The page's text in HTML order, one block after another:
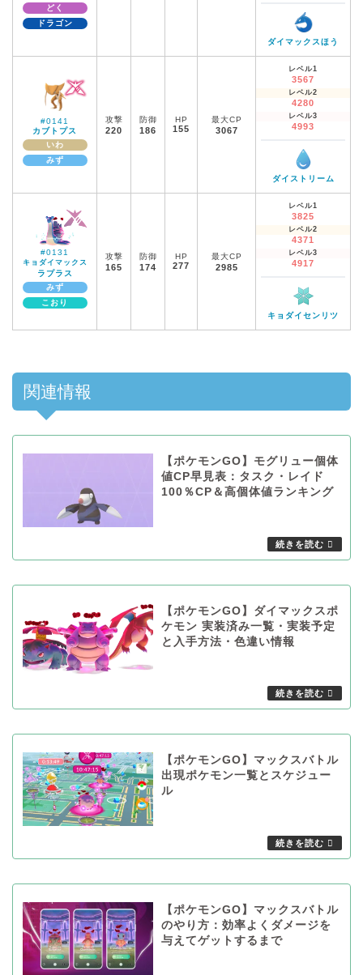
どく
ドラゴン
ダイマックスほう
#0141
カブトプス
いわ
みず
攻撃
220
防御
186
HP
155
最大CP
3067
レベル1
3567
レベル2
4280
レベル3
4993
ダイストリーム
#0131
キョダイマックス
ラプラス
みず
こおり
攻撃
165
防御
174
HP
277
最大CP
2985
レベル1
3825
レベル2
4371
レベル3
4917
キョダイセンリツ
関連情報
【ポケモンGO】モグリュー個体
値CP早見表：タスク・レイド
100％CP＆高個体値ランキング
【ポケモンGO】ダイマックスポ
ケモン 実装済み一覧・実装予定
と入手方法・色違い情報
【ポケモンGO】マックスバトル
出現ポケモン一覧とスケジュー
ル
【ポケモンGO】マックスバトル
のやり方：効率よくダメージを
与えてゲットするまで